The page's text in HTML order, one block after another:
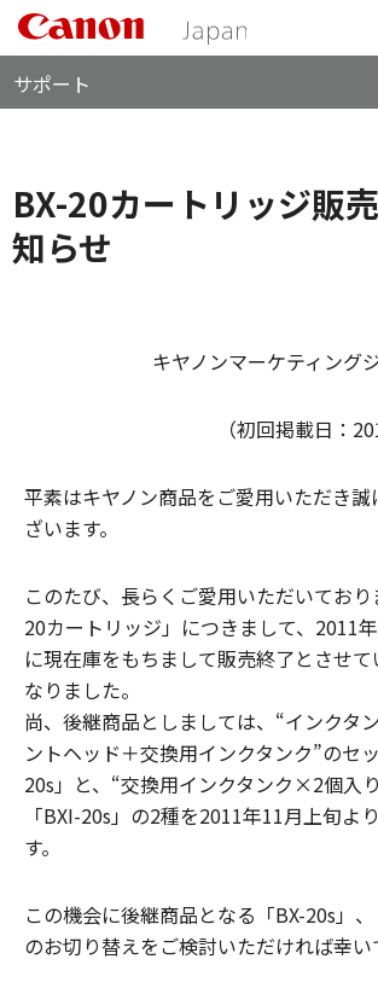
ビ
サポート
BX-20カートリッジ販
知らせ
キヤノンマーケティング
（初回掲載日：
平素はキヤノン商品をご愛用いただき
ざいます。
このたび、長らくご愛用いただいてお
20カートリッジ」につきまして、2011
に現在庫をもちまして販売終了とさせ
なりました。
尚、後継商品としましては、“インクタ
ントヘッド＋交換用インクタンク”のセ
20s」と、“交換用インクタンク×2個入
「BXI-20s」の2種を2011年11月上旬よ
す。
この機会に後継商品となる「BX-20s」
のお切り替えをご検討いただければ幸い